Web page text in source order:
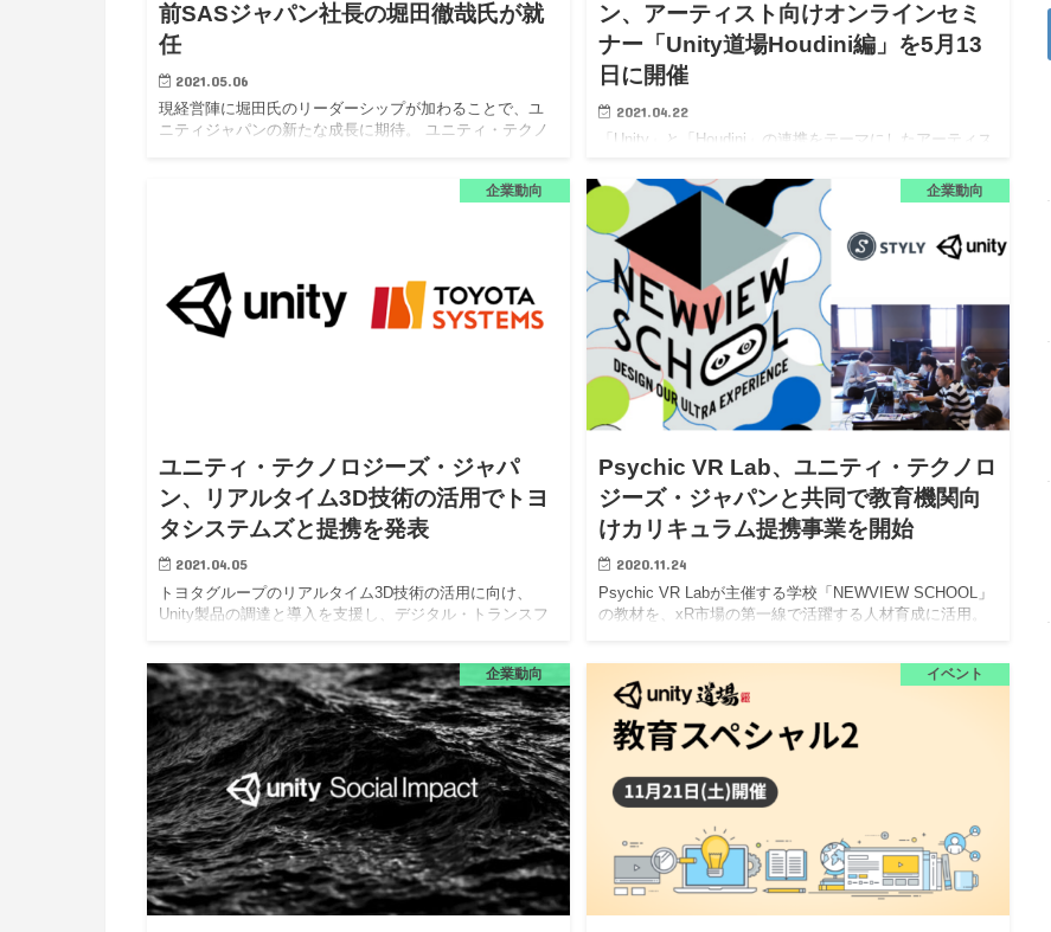
前SASジャパン社長の堀田徹哉氏が就
任
2021.05.06
現経営陣に堀田氏のリーダーシップが加わることで、ユ
ニティジャパンの新たな成長に期待。 ユニティ・テクノ
ン、アーティスト向けオンラインセミ
ナー「Unity道場Houdini編」を5月13
日に開催
2021.04.22
「Unity」と「Houdini」の連携をテーマにしたアーティス
向け統合開発環境「Unity」を提供するユニティ・テクノ
ロジーズ・ジャパン株式会社は、2021年5月13…
企業動向
ユニティ・テクノロジーズ・ジャパ
ン、リアルタイム3D技術の活用でトヨ
タシステムズと提携を発表
2021.04.05
トヨタグループのリアルタイム3D技術の活用に向け、
Unity製品の調達と導入を支援し、デジタル・トランスフ
ナーシップを…
企業動向
Psychic VR Lab、ユニティ・テクノロ
ジーズ・ジャパンと共同で教育機関向
けカリキュラム提携事業を開始
2020.11.24
Psychic VR Labが主催する学校「NEWVIEW SCHOOL」
の教材を、xR市場の第一線で活躍する人材育成に活用。
企業動向 イベント